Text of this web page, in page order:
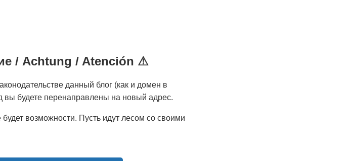
/ Achtung / Atención ⚠
данный блог (как и домен в
вы будете перенаправлены на новый адрес.
возможности. Пусть идут лесом со своими